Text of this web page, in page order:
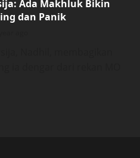
Ada Makhluk Bikin
dan Panik